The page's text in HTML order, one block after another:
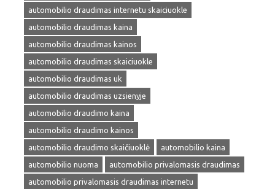
automobilio draudimas internetu skaiciuokle
automobilio draudimas kaina
automobilio draudimas kainos
automobilio draudimas skaiciuokle
automobilio draudimas uk
automobilio draudimas uzsienyje
automobilio draudimo kaina
automobilio draudimo kainos
automobilio draudimo skaičiuoklė
automobilio kaina
automobilio nuoma
automobilio privalomasis draudimas
automobilio privalomasis draudimas internetu